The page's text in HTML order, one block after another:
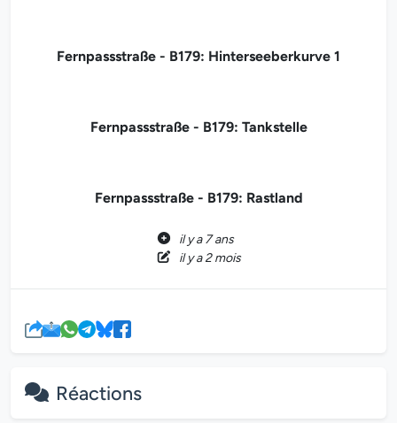
Fernpassstraße - B179: Hinterseeberkurve 1
Fernpassstraße - B179: Tankstelle
Fernpassstraße - B179: Rastland
il y a 7 ans
il y a 2 mois
Réactions